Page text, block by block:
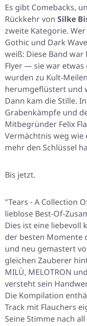
Es gibt Comebacks,
Rückkehr von Silke
zweite Kategorie.
Gothic und Dark
weiß: Diese Band
Flyer — sie war etwas
wurden zu Kult-
herumgeflüstert und
Dann kam die Stille.
Grabenkämpfe und
Mitbegründer Felix
Vermächtnis weg wie
mehr den Schlüssel
Bis jetzt.
"Tears - A Collection
lieblose Best-Of-
Dies ist eine liebevoll
der besten Momente
und neu gemastert
gleichen Zauberer
MILÙ, MELOTRON
versteht sein
Die Kompilation
Track mit Flauchers
Seine Stimme nach